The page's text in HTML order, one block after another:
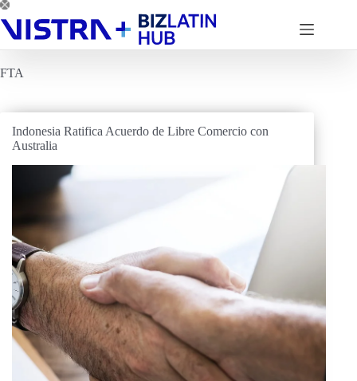
Saltar
al
contenido
FTA
Indonesia Ratifica Acuerdo de Libre Comercio con
Australia